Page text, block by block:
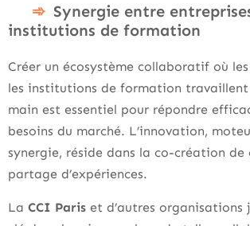
Synergie entre
institutions de formation
Créer un écosystème collaboratif où
les institutions de formation travaillent
main est essentiel pour répondre
besoins du marché. L’innovation,
synergie, réside dans la co-création de
partage d’expériences.
La CCI Paris et d’autres organisations